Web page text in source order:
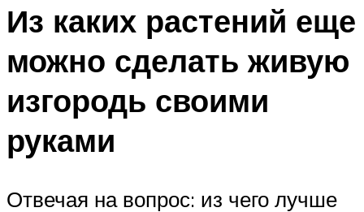
Из каких растений еще
можно сделать живую
изгородь своими
руками
Отвечая на вопрос: из чего лучше